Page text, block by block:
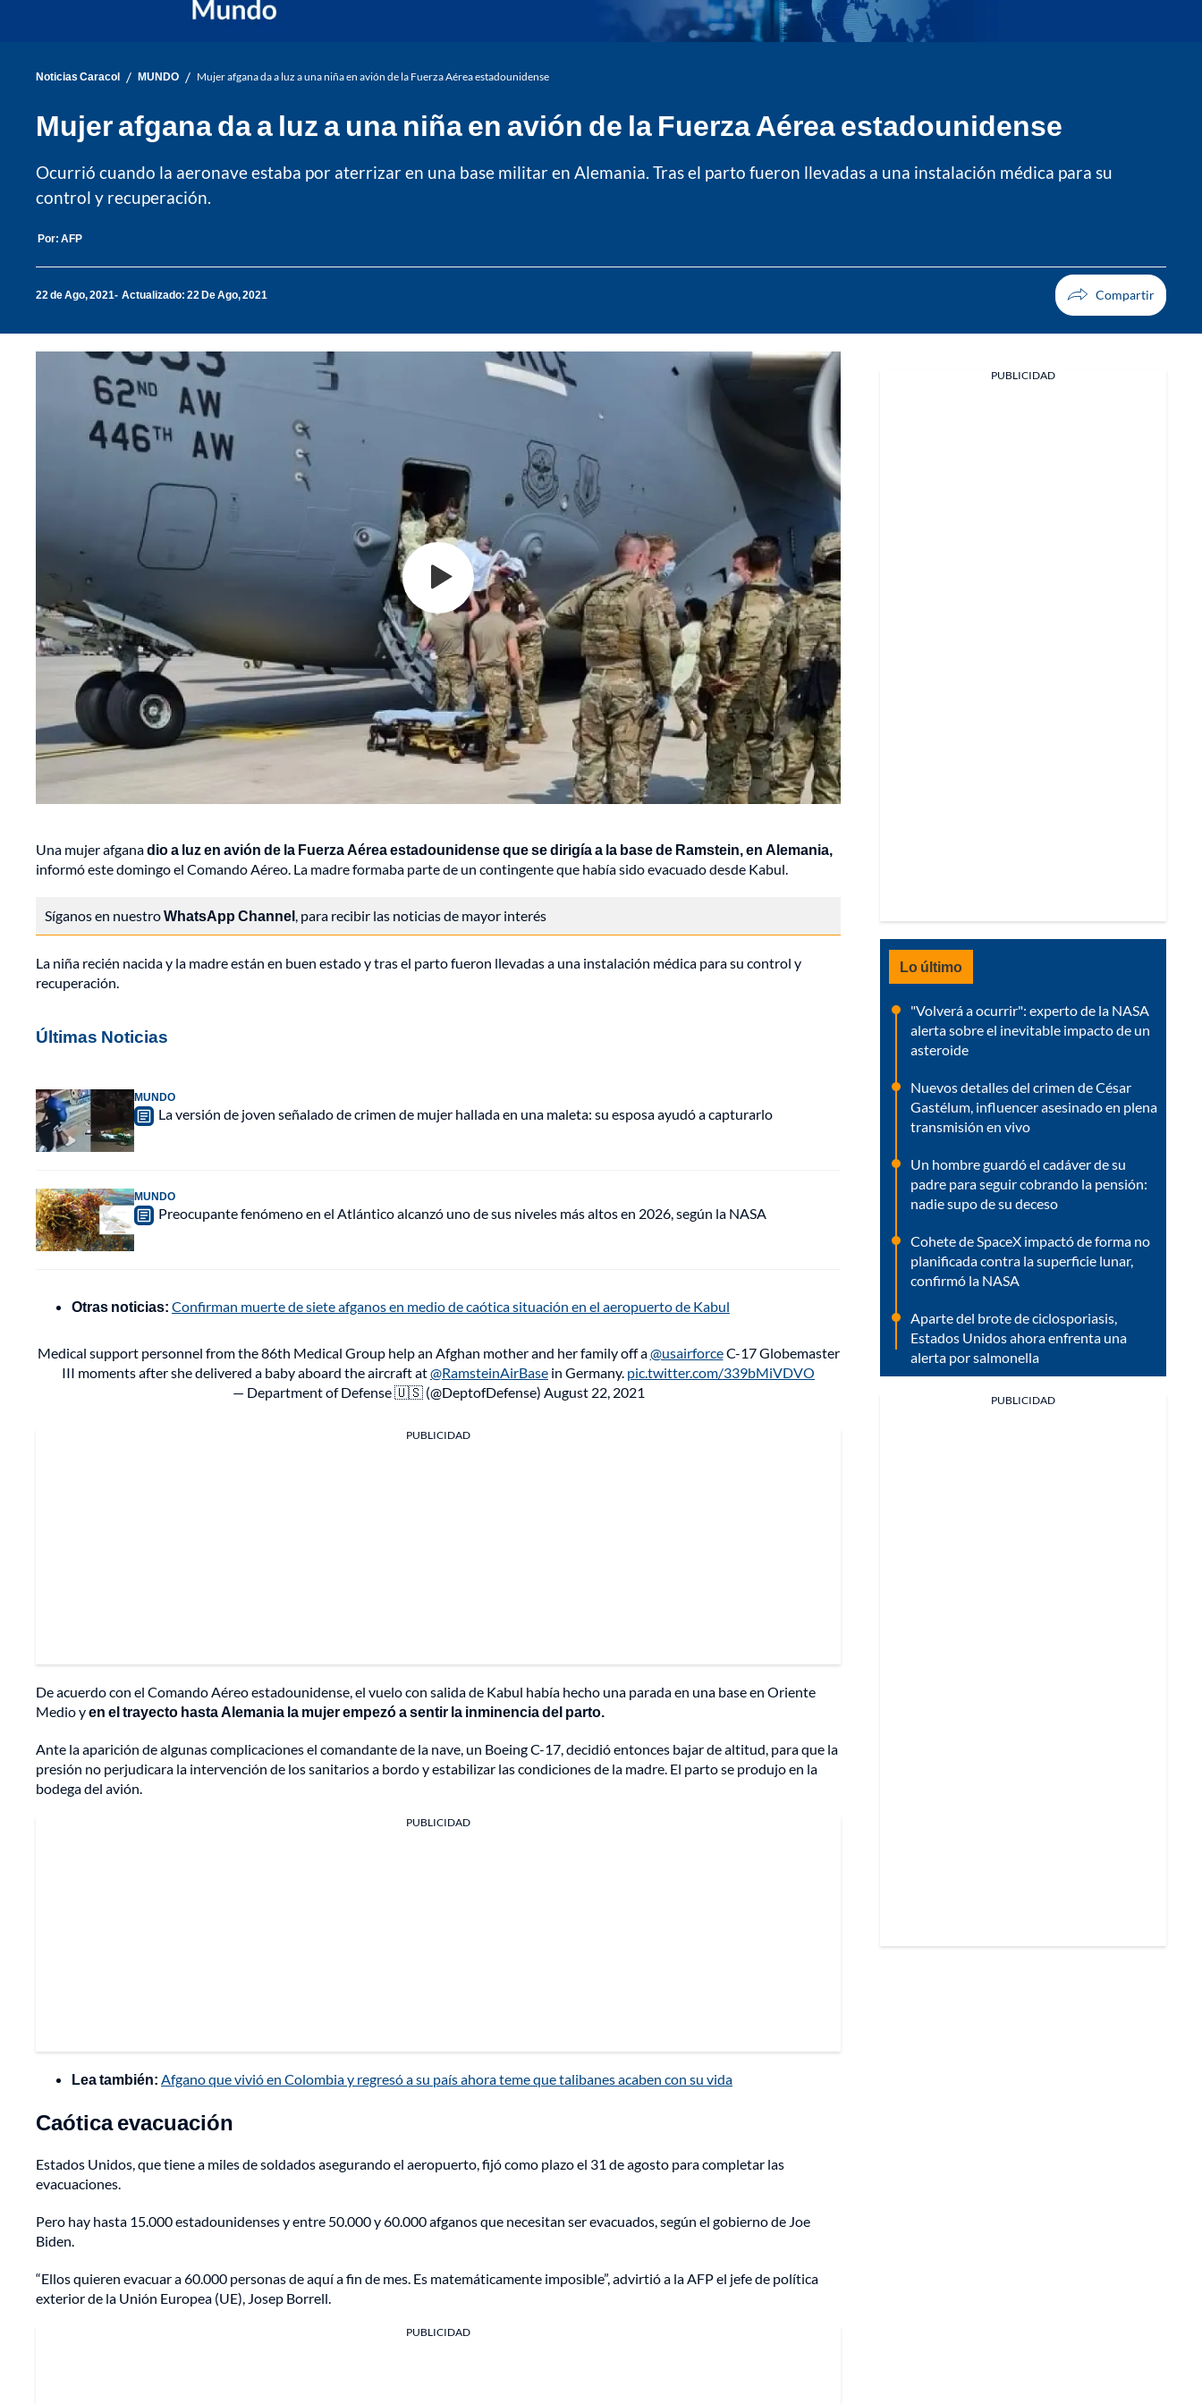
Noticias Caracol / MUNDO / Mujer afgana da a luz a una niña en avión de la Fuerza Aérea estadounidense
Mujer afgana da a luz a una niña en avión de la Fuerza Aérea estadounidense
Ocurrió cuando la aeronave estaba por aterrizar en una base militar en Alemania. Tras el parto fueron llevadas a una instalación médica para su
control y recuperación.
Por: AFP
22 de Ago, 2021 Actualizado: 22 De Ago, 2021
Una mujer afganadio a luz en avión de la Fuerza Aérea estadounidense que se dirigía a la base de Ramstein, en Alemania,
informó este domingo el Comando Aéreo. La madre formaba parte de un contingente que había sido evacuado desde Kabul.
Síganos en nuestroWhatsApp Channel, para recibir las noticias de mayor interés
La niña recién nacida y la madre están en buen estado y tras el parto fueron llevadas a una instalación médica para su control y
recuperación.
Últimas Noticias
MUNDO
La versión de joven señalado de crimen de mujer hallada en una maleta: su esposa ayudó a capturarlo
MUNDO
Preocupante fenómeno en el Atlántico alcanzó uno de sus niveles más altos en 2026, según la NASA
Otras noticias: Confirman muerte de siete afganos en medio de caótica situación en el aeropuerto de Kabul
Medical support personnel from the 86th Medical Group help an Afghan mother and her family off a@usairforceC-17 Globemaster
III moments after she delivered a baby aboard the aircraft at@RamsteinAirBase in Germany. pic.twitter.com/339bMiVDVO
— Department of Defense 🇺🇸 (@DeptofDefense) August 22, 2021
PUBLICIDAD
De acuerdo con el Comando Aéreo estadounidense, el vuelo con salida de Kabul había hecho una parada en una base en Oriente
Medio yen el trayecto hasta Alemania la mujer empezó a sentir la inminencia del parto.
Ante la aparición de algunas complicaciones el comandante de la nave, un Boeing C-17, decidió entonces bajar de altitud, para que la
presión no perjudicara la intervención de los sanitarios a bordo y estabilizar las condiciones de la madre. El parto se produjo en la
bodega del avión.
PUBLICIDAD
Lea también: Afgano que vivió en Colombia y regresó a su país ahora teme que talibanes acaben con su vida
Caótica evacuación
Estados Unidos, que tiene a miles de soldados asegurando el aeropuerto, fijó como plazo el 31 de agosto para completar las
evacuaciones.
Pero hay hasta 15.000 estadounidenses y entre 50.000 y 60.000 afganos que necesitan ser evacuados, según el gobierno de Joe
Biden.
“Ellos quieren evacuar a 60.000 personas de aquí a fin de mes. Es matemáticamente imposible”, advirtió a la AFP el jefe de política
exterior de la Unión Europea (UE), Josep Borrell.
PUBLICIDAD
PUBLICIDAD
Lo último
"Volverá a ocurrir": experto de la NASA
alerta sobre el inevitable impacto de un
asteroide
Nuevos detalles del crimen de César
Gastélum, influencer asesinado en plena
transmisión en vivo
Un hombre guardó el cadáver de su
padre para seguir cobrando la pensión:
nadie supo de su deceso
Cohete de SpaceX impactó de forma no
planificada contra la superficie lunar,
confirmó la NASA
Aparte del brote de ciclosporiasis,
Estados Unidos ahora enfrenta una
alerta por salmonella
PUBLICIDAD